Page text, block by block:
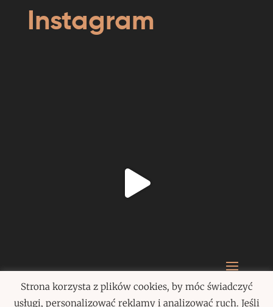
Instagram
Paulina Szczepańska 2020
Strona korzysta z plików cookies, by móc świadczyć
usługi, personalizować reklamy i analizować ruch. Jeśli